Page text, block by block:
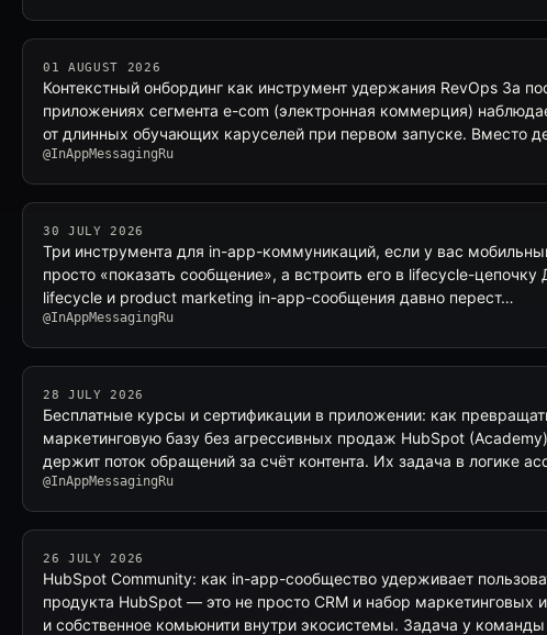
01 AUGUST 2026
Контекстный онбординг как инструмент удержания RevOps За
приложениях сегмента e-com (электронная коммерция)
от длинных обучающих каруселей при первом запуске. Вместо
@InAppMessagingRu
30 JULY 2026
Три инструмента для in-app-коммуникаций, если у вас
просто «показать сообщение», а встроить его в lifecycle-цепочку
lifecycle и product marketing in-app-сообщения давно перест…
@InAppMessagingRu
28 JULY 2026
Бесплатные курсы и сертификации в приложении: как
маркетинговую базу без агрессивных продаж HubSpot
держит поток обращений за счёт контента. Их задача в логике
@InAppMessagingRu
26 JULY 2026
HubSpot Community: как in-app-сообщество удерживает
продукта HubSpot — это не просто CRM и набор маркетинговых
и собственное комьюнити внутри экосистемы. Задача у